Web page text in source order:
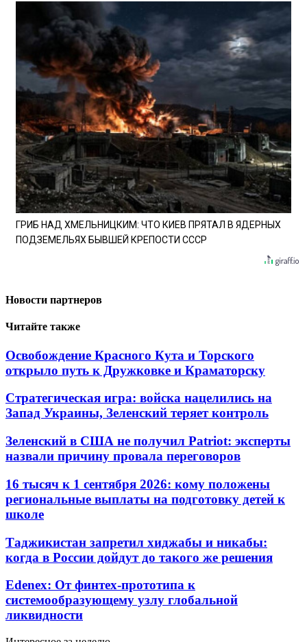
ГРИБ НАД ХМЕЛЬНИЦКИМ: ЧТО КИЕВ ПРЯТАЛ В ЯДЕРНЫХ
ПОДЗЕМЕЛЬЯХ БЫВШЕЙ КРЕПОСТИ СССР
Новости партнеров
Читайте также
Освобождение Красного Кута и Торского
открыло путь к Дружковке и Краматорску
Стратегическая игра: войска нацелились на
Запад Украины, Зеленский теряет контроль
Зеленский в США не получил Patriot: эксперты
назвали причину провала переговоров
16 тысяч к 1 сентября 2026: кому положены
региональные выплаты на подготовку детей к
школе
Таджикистан запретил хиджабы и никабы:
когда в России дойдут до такого же решения
Edenex: От финтех-прототипа к
системообразующему узлу глобальной
ликвидности